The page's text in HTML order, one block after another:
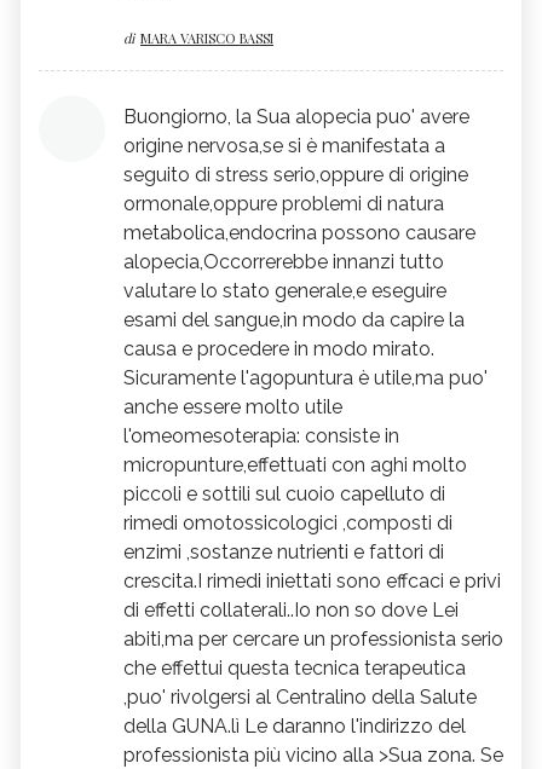
di MARA VARISCO BASSI
Buongiorno, la Sua alopecia puo' avere
origine nervosa,se si è manifestata a
seguito di stress serio,oppure di origine
ormonale,oppure problemi di natura
metabolica,endocrina possono causare
alopecia,Occorrerebbe innanzi tutto
valutare lo stato generale,e eseguire
esami del sangue,in modo da capire la
causa e procedere in modo mirato.
Sicuramente l'agopuntura è utile,ma puo'
anche essere molto utile
l'omeomesoterapia: consiste in
micropunture,effettuati con aghi molto
piccoli e sottili sul cuoio capelluto di
rimedi omotossicologici ,composti di
enzimi ,sostanze nutrienti e fattori di
crescita.I rimedi iniettati sono effcaci e privi
di effetti collaterali..Io non so dove Lei
abiti,ma per cercare un professionista serio
che effettui questa tecnica terapeutica
,puo' rivolgersi al Centralino della Salute
della GUNA.lì Le daranno l'indirizzo del
professionista più vicino alla >Sua zona. Se